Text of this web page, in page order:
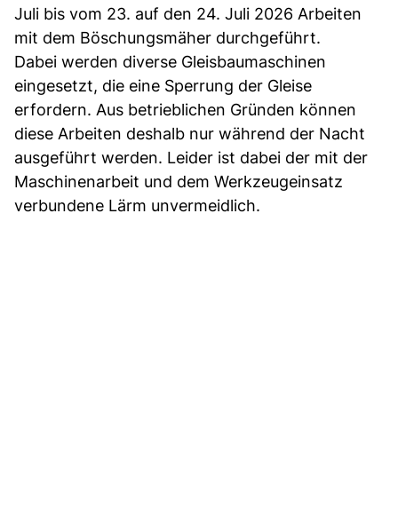
Juli bis vom 23. auf den 24. Juli 2026 Arbeiten
mit dem Böschungsmäher durchgeführt.
Dabei werden diverse Gleisbaumaschinen
eingesetzt, die eine Sperrung der Gleise
erfordern. Aus betrieblichen Gründen können
diese Arbeiten deshalb nur während der Nacht
ausgeführt werden. Leider ist dabei der mit der
Maschinenarbeit und dem Werkzeugeinsatz
verbundene Lärm unvermeidlich.